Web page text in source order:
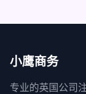
小鹰商务
专业的英国公司